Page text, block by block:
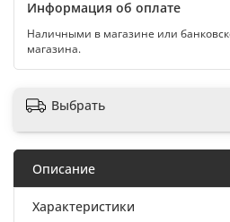
Информация об оплате
Наличными в магазине или
магазина.
Выбрать
Описание
Характеристики